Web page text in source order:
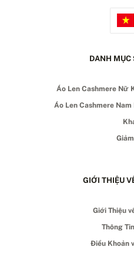
DANH MỤC
Áo Len Cashmere Nữ
Áo Len Cashmere
GIỚI THIỆU
Giới Thiệu
Thông
Điều Khoản